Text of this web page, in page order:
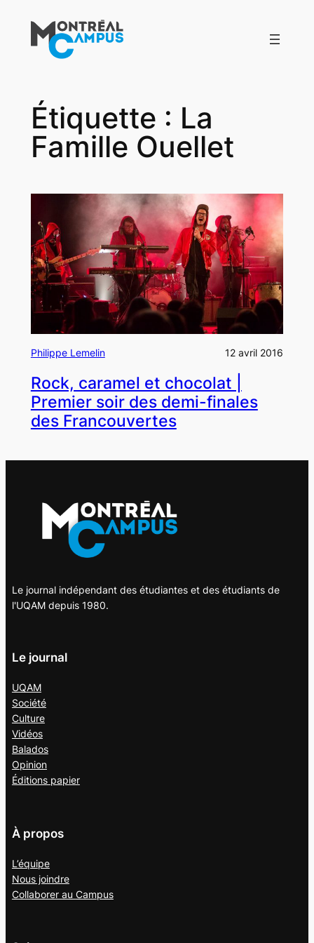
contenu
Étiquette : La
Famille Ouellet
Philippe Lemelin 12 avril 2016
Rock, caramel et chocolat |
Premier soir des demi-finales
des Francouvertes
Le journal indépendant des étudiantes et des étudiants de
l'UQAM depuis 1980.
Le journal
UQAM
Société
Culture
Vidéos
Balados
Opinion
Éditions papier
À propos
L’équipe
Nous joindre
Collaborer au Campus